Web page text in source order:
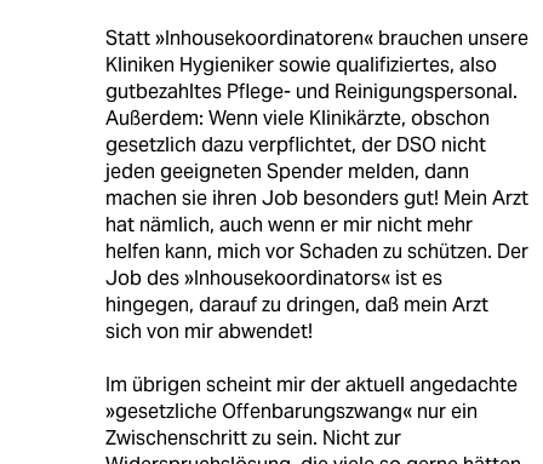
Statt »Inhousekoordinatoren« brauchen unsere
Kliniken Hygieniker sowie qualifiziertes, also
gutbezahltes Pflege- und Reinigungspersonal.
Außerdem: Wenn viele Klinikärzte, obschon
gesetzlich dazu verpflichtet, der DSO nicht
jeden geeigneten Spender melden, dann
machen sie ihren Job besonders gut! Mein Arzt
hat nämlich, auch wenn er mir nicht mehr
helfen kann, mich vor Schaden zu schützen. Der
Job des »Inhousekoordinators« ist es
hingegen, darauf zu dringen, daß mein Arzt
sich von mir abwendet!
Im übrigen scheint mir der aktuell angedachte
»gesetzliche Offenbarungszwang« nur ein
Zwischenschritt zu sein. Nicht zur